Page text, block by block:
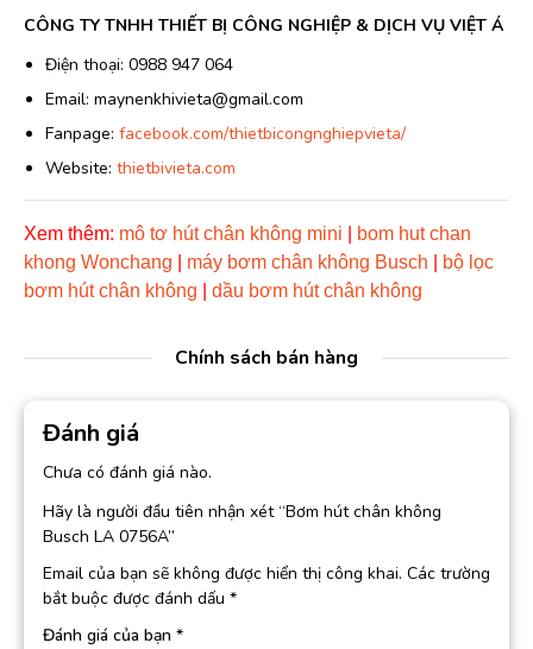
CÔNG TY TNHH THIẾT BỊ CÔNG NGHIỆP & DỊCH VỤ VIỆT Á
Điện thoại: 0988 947 064
Email: maynenkhivieta@gmail.com
Fanpage: facebook.com/thietbicongnghiepvieta/
Website: thietbivieta.com
Xem thêm: mô tơ hút chân không mini
bom hut chan
khong Wonchang
máy bơm chân không Busch
bộ lọc
bơm hút chân không
dầu bơm hút chân không
Chính sách bán hàng
Đánh giá
Chưa có đánh giá nào.
Hãy là người đầu tiên nhận xét “Bơm hút chân không
Busch LA 0756A”
Email của bạn sẽ không được hiển thị công khai. Các trường
bắt buộc được đánh dấu *
Đánh giá của bạn *